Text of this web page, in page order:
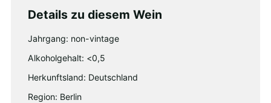
Details zu diesem Wein
Jahrgang: non-vintage
Alkoholgehalt: <0,5
Herkunftsland: Deutschland
Region: Berlin